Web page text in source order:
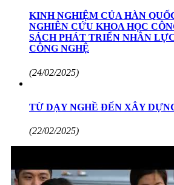
KINH NGHIỆM CỦA HÀN
NGHIÊN CỨU KHOA HỌC
SÁCH PHÁT TRIỂN NHÂN
CÔNG NGHỆ
(24/02/2025)
TỪ DẠY NGHỀ ĐẾN XÂY
(22/02/2025)